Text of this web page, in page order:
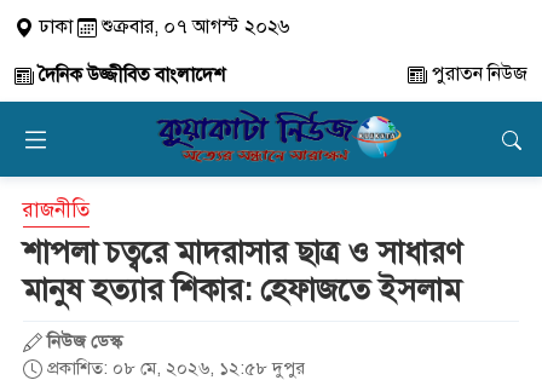
ঢাকা
শুক্রবার, ০৭ আগস্ট ২০২৬
দৈনিক উজ্জীবিত বাংলাদেশ
পুরাতন নিউজ
রাজনীতি
শাপলা চত্বরে মাদরাসার ছাত্র ও সাধারণ
মানুষ হত্যার শিকার: হেফাজতে ইসলাম
নিউজ ডেস্ক
প্রকাশিত: ০৮ মে, ২০২৬, ১২:৫৮ দুপুর